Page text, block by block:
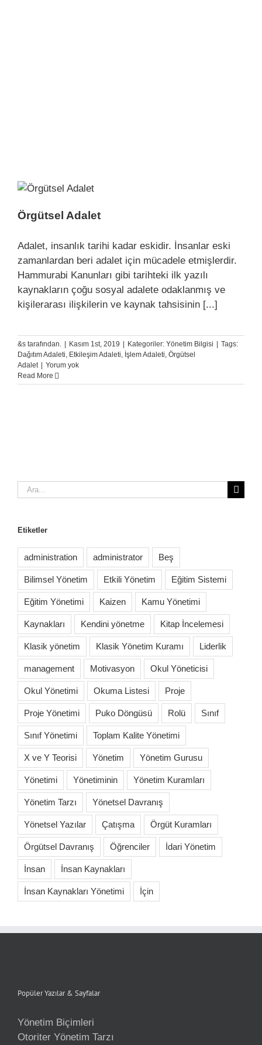
Örgütsel Adalet
Adalet, insanlık tarihi kadar eskidir. İnsanlar eski
zamanlardan beri adalet için mücadele etmişlerdir.
Hammurabi Kanunları gibi tarihteki ilk yazılı
kaynakların çoğu sosyal adalete odaklanmış ve
kişilerarası ilişkilerin ve kaynak tahsisinin [...]
&s tarafından. Kasım 1st, 2019 Kategoriler: Yönetim Bilgisi
Tags:
Dağıtım Adaleti, Etkileşim Adaleti, İşlem Adaleti, Örgütsel
Adalet
Yorum yok
Read More
Ara:
Etiketler
administration administrator Beş
Bilimsel Yönetim Etkili Yönetim Eğitim Sistemi
Eğitim Yönetimi Kaizen Kamu Yönetimi
Kaynakları Kendini yönetme Kitap İncelemesi
Klasik yönetim Klasik Yönetim Kuramı Liderlik
management Motivasyon Okul Yöneticisi
Okul Yönetimi Okuma Listesi Proje
Proje Yönetimi Puko Döngüsü Rolü Sınıf
Sınıf Yönetimi Toplam Kalite Yönetimi
X ve Y Teorisi Yönetim Yönetim Gurusu
Yönetimi Yönetiminin Yönetim Kuramları
Yönetim Tarzı Yönetsel Davranış
Yönetsel Yazılar Çatışma Örgüt Kuramları
Örgütsel Davranış Öğrenciler İdari Yönetim
İnsan İnsan Kaynakları
İnsan Kaynakları Yönetimi İçin
Popüler Yazılar & Sayfalar
Yönetim Biçimleri
Otoriter Yönetim Tarzı